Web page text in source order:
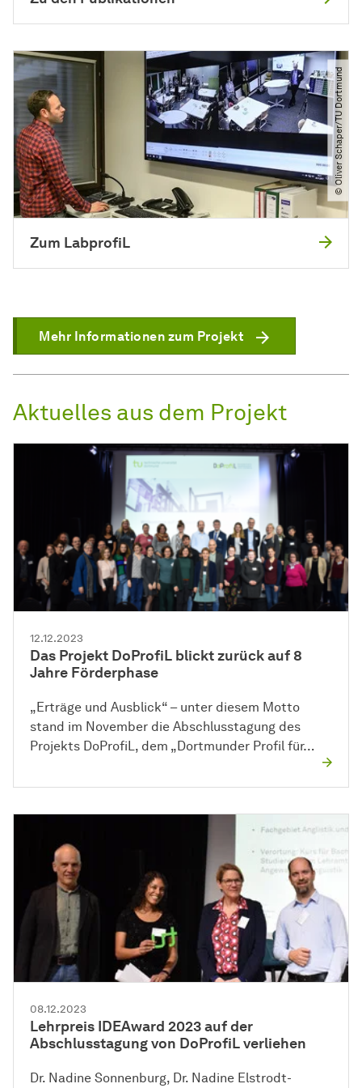
© Oliver Schaper​/​TU Dortmund
Zum LabprofiL
Mehr Informationen zum Projekt
Aktuelles aus dem Projekt
12.12.2023
Das Projekt DoProfiL blickt zurück auf 8
Jahre Förderphase
„Erträge und Ausblick“ – unter diesem Motto
stand im November die Abschlusstagung des
Projekts DoProfiL, dem „Dortmunder Profil für…
08.12.2023
Lehrpreis IDEAward 2023 auf der
Abschlusstagung von DoProfiL verliehen
Dr. Nadine Sonnenburg, Dr. Nadine Elstrodt-